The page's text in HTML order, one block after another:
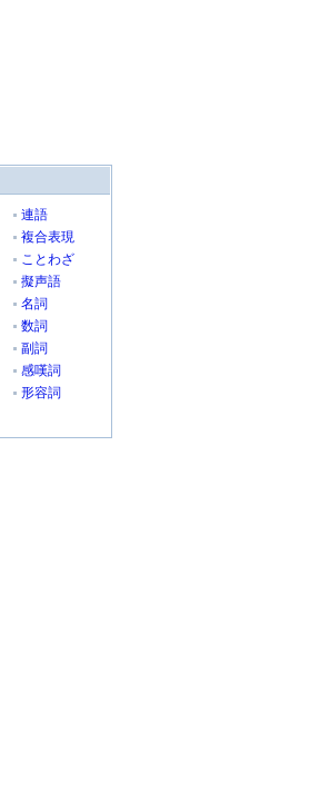
連語
複合表現
ことわざ
擬声語
名詞
数詞
副詞
感嘆詞
形容詞